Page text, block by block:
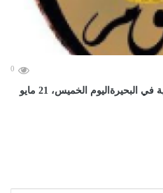
0
يوم حصاد بطاطس بالطاقة الشمسية في البحيرةاليوم الخميس، 21 مايو